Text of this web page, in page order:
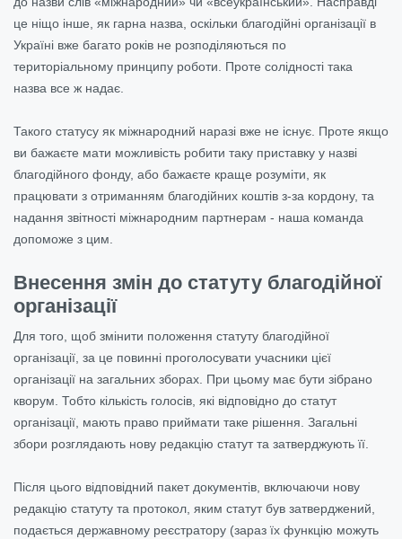
це ніщо інше, як гарна назва, оскільки благодійні організації в
Україні вже багато років не розподіляються по
територіальному принципу роботи. Проте солідності така
назва все ж надає.
Такого статусу як міжнародний наразі вже не існує. Проте якщо
ви бажаєте мати можливість робити таку приставку у назві
благодійного фонду, або бажаєте краще розуміти, як
працювати з отриманням благодійних коштів з-за кордону, та
надання звітності міжнародним партнерам - наша команда
допоможе з цим.
Внесення змін до статуту благодійної
організації
Для того, щоб змінити положення статуту благодійної
організації, за це повинні проголосувати учасники цієї
організації на загальних зборах. При цьому має бути зібрано
кворум. Тобто кількість голосів, які відповідно до статут
організації, мають право приймати таке рішення. Загальні
збори розглядають нову редакцію статут та затверджують її.
Після цього відповідний пакет документів, включаючи нову
редакцію статуту та протокол, яким статут був затверджений,
подається державному реєстратору (зараз їх функцію можуть